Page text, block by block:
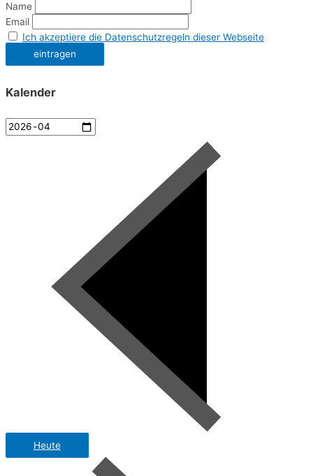
Name
Email
Ich akzeptiere die Datenschutzregeln dieser Webseite
Kalender
Heute